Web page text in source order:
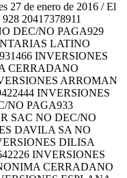
27 de enero de 2016 / El
20417378911
DEC/NO PAGA929
LATINO
INVERSIONES
CERRADANO
ARROMAN
INVERSIONES
NO PAGA933
SAC NO DEC/NO
DAVILA SA NO
DILISA
INVERSIONES
CERRADANO